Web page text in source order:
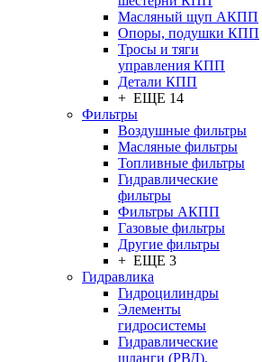
Масляный щуп АКПП
Опоры, подушки КПП
Тросы и тяги
управления КПП
Детали КПП
+ ЕЩЕ 14
Фильтры
Воздушные фильтры
Масляные фильтры
Топливные фильтры
Гидравлические
фильтры
Фильтры АКПП
Газовые фильтры
Другие фильтры
+ ЕЩЕ 3
Гидравлика
Гидроцилиндры
Элементы
гидросистемы
Гидравлические
шланги (РВД),